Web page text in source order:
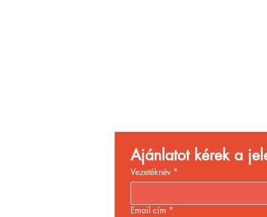
Ajánlatot kérek a
Vezetéknév *
Email cím *